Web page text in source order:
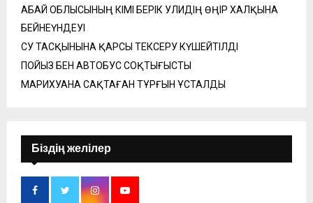
АБАЙ ОБЛЫСЫНЫҢ ӘКІМІ БЕРІК УӘЛИДІҢ ӨҢІР ХАЛҚЫНА
БЕЙНЕҮНДЕУІ
СУ ТАСҚЫНЫНА ҚАРСЫ ТЕКСЕРУ КҮШЕЙТІЛДІ
ПОЙЫЗ БЕН АВТОБУС СОҚТЫҒЫСТЫ
МАРИХУАНА САҚТАҒАН ТҰРҒЫН ҰСТАЛДЫ
Біздің желілер